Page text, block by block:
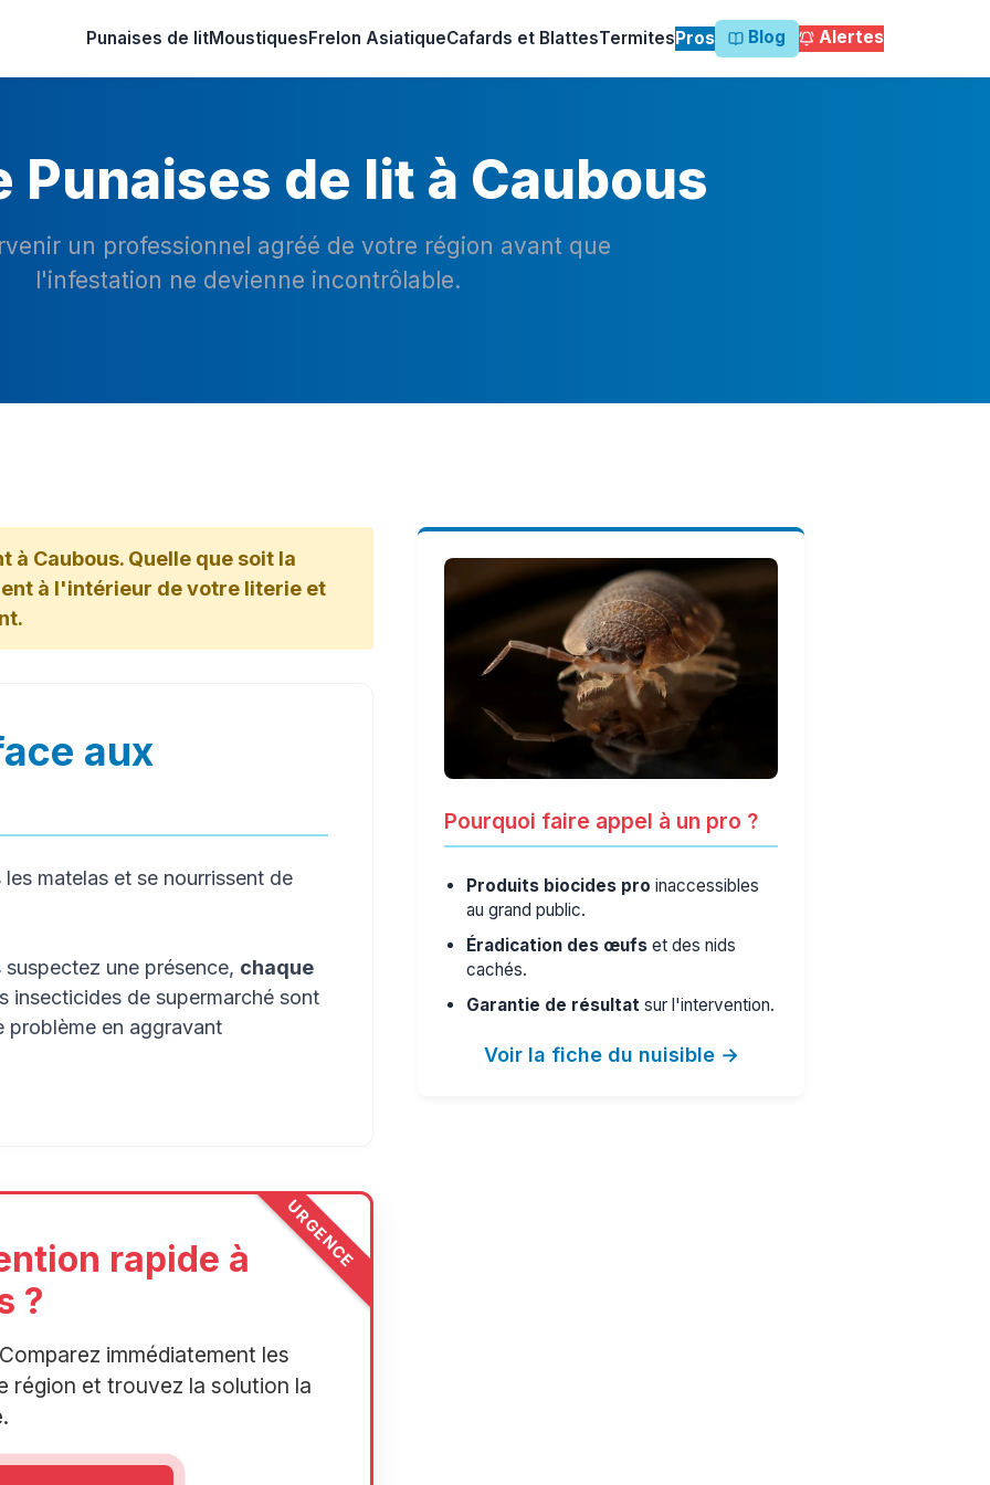
Punaises de litMoustiquesFrelon AsiatiqueCafards et BlattesTermitesPros Blog Alertes
Punaises de lit à Caubous
un professionnel agréé de votre région avant que
l'infestation ne devienne incontrôlable.
à Caubous. Quelle que soit la
à l'intérieur de votre literie et
aux
matelas et se nourrissent de
une présence, chaque
insecticides de supermarché sont
problème en aggravant
URGENCE
rapide à
?
immédiatement les
région et trouvez la solution la
Pourquoi faire appel à un pro ?
Produits biocides pro inaccessibles
au grand public.
Éradication des œufs et des nids
cachés.
Garantie de résultat sur l'intervention.
Voir la fiche du nuisible →